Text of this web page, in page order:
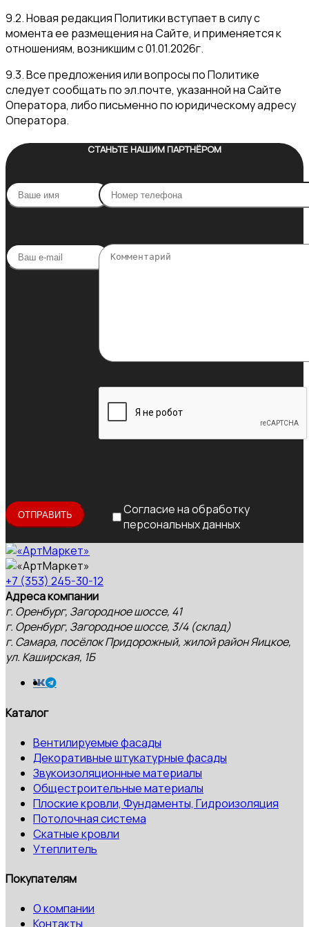
9.2. Новая редакция Политики вступает в силу с
момента ее размещения на Сайте, и применяется к
отношениям, возникшим с 01.01.2026г.
9.3. Все предложения или вопросы по Политике
следует сообщать по эл.почте, указанной на Сайте
Оператора, либо письменно по юридическому адресу
Оператора.
СТАНЬТЕ НАШИМ ПАРТНЁРОМ
Согласие на обработку
персональных данных
+7 (353) 245-30-12
Адреса компании
г. Оренбург, Загородное шоссе, 41
г. Оренбург, Загородное шоссе, 3/4 (склад)
г. Самара, посёлок Придорожный, жилой район Яицкое,
ул. Каширская, 1Б
Каталог
Вентилируемые фасады
Декоративные штукатурные фасады
Звукоизоляционные материалы
Общестроительные материалы
Плоские кровли, Фундаменты, Гидроизоляция
Потолочная система
Скатные кровли
Утеплитель
Покупателям
О компании
Контакты